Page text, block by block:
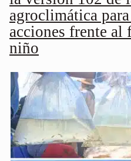
agroclimática
acciones frente al
niño